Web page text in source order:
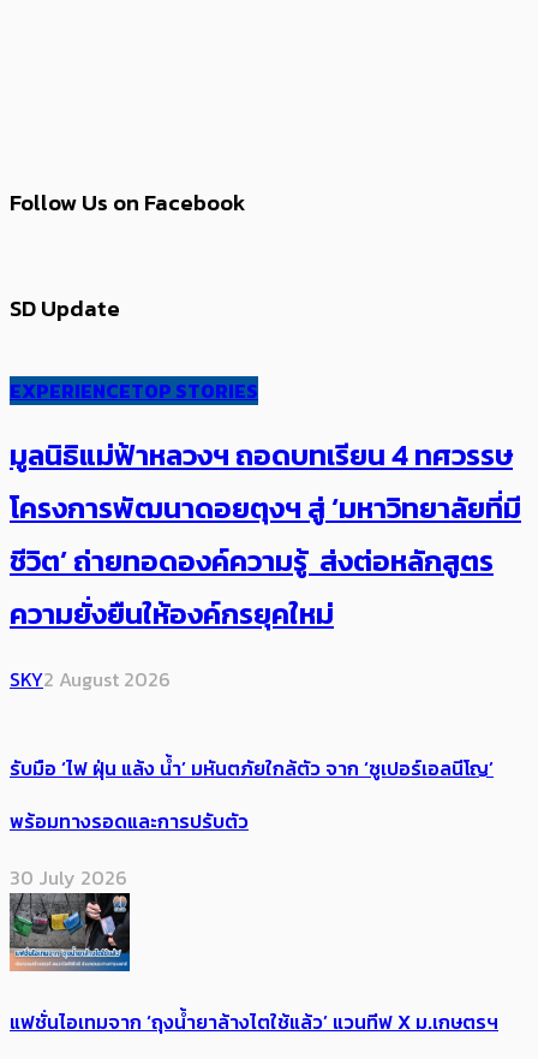
Follow Us on Facebook
SD Update
EXPERIENCETOP STORIES
มูลนิธิแม่ฟ้าหลวงฯ ถอดบทเรียน 4 ทศวรรษ
โครงการพัฒนาดอยตุงฯ สู่ ‘มหาวิทยาลัยที่มี
ชีวิต’ ถ่ายทอดองค์ความรู้ ส่งต่อหลักสูตร
ความยั่งยืนให้องค์กรยุคใหม่
SKY2 August 2026
รับมือ ‘ไฟ ฝุ่น แล้ง น้ำ’ มหันตภัยใกล้ตัว จาก ‘ซูเปอร์เอลนีโญ’
พร้อมทางรอดและการปรับตัว
30 July 2026
แฟชั่นไอเทมจาก ‘ถุงน้ำยาล้างไตใช้แล้ว’ แวนทีฟ X ม.เกษตรฯ